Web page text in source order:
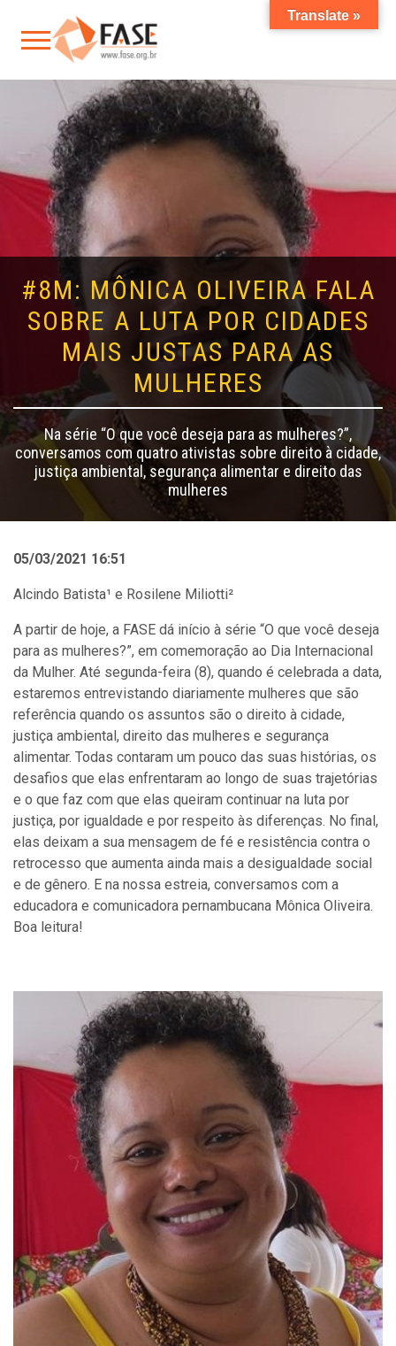
#8M: MÔNICA OLIVEIRA FALA
SOBRE A LUTA POR CIDADES
MAIS JUSTAS PARA AS
MULHERES
Na série “O que você deseja para as mulheres?”,
conversamos com quatro ativistas sobre direito à cidade,
justiça ambiental, segurança alimentar e direito das
mulheres
05/03/2021 16:51
Alcindo Batista¹ e Rosilene Miliotti²
A partir de hoje, a FASE dá início à série “O que você deseja
para as mulheres?”, em comemoração ao Dia Internacional
da Mulher. Até segunda-feira (8), quando é celebrada a data,
estaremos entrevistando diariamente mulheres que são
referência quando os assuntos são o direito à cidade,
justiça ambiental, direito das mulheres e segurança
alimentar. Todas contaram um pouco das suas histórias, os
desafios que elas enfrentaram ao longo de suas trajetórias
e o que faz com que elas queiram continuar na luta por
justiça, por igualdade e por respeito às diferenças. No final,
elas deixam a sua mensagem de fé e resistência contra o
retrocesso que aumenta ainda mais a desigualdade social
e de gênero. E na nossa estreia, conversamos com a
educadora e comunicadora pernambucana Mônica Oliveira.
Boa leitura!
Translate »